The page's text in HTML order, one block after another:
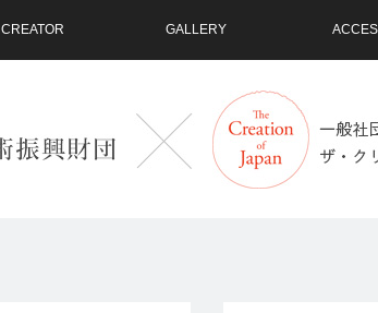
CREATOR GALLERY